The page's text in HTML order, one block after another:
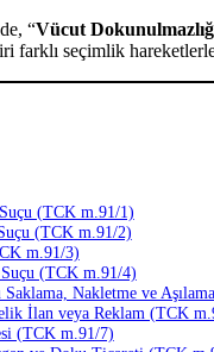
“Vücut
seçimlik hareketlerle
(TCK m.91/1)
(TCK m.91/2)
m.91/3)
(TCK m.91/4)
Nakletme ve
İlan veya Reklam (TCK
(TCK m.91/7)